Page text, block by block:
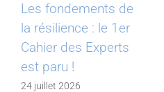
Les fondements de
la résilience : le 1er
Cahier des Experts
est paru !
24 juillet 2026